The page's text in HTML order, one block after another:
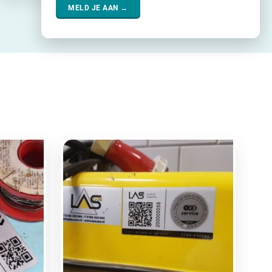
MELD JE AAN →